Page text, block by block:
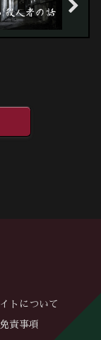
トについて
免責事項